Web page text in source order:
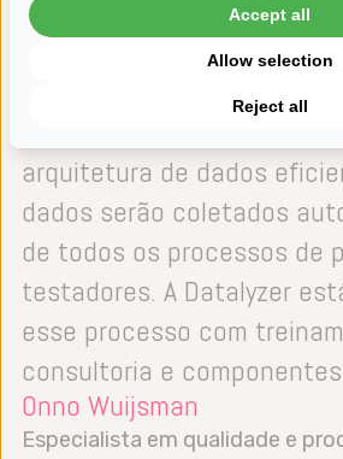
“A Neways Electronics está
arquitetura de dados
dados serão coletados
de todos os processos de
testadores. A Datalyzer
esse processo com
consultoria e
Onno Wuijsman
Especialista em qualidade e
Reject all
Allow selection
Accept all